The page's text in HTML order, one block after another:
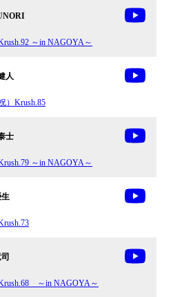
～in NAGOYA～
人
）Krush.85
士
～in NAGOYA～
生
～in NAGOYA～